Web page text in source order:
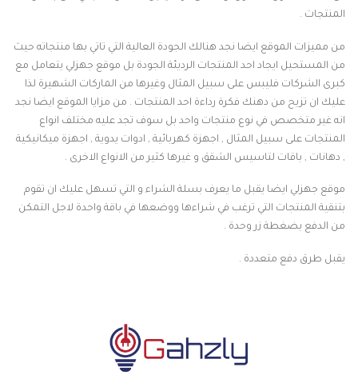
المنتجات .
من مميزات الموقع ايضا نجد هنالك الجودة العالية التي تاتي بها منتجاته حيث
من المستحيل ايجاد احد المنتجات الرديئة الجودة بل موقع جهزلي يتعامل مع
كبرى الشركات فليبس على سبيل المثال وغيرها من الماركات الشهيرة لذا
عليك ان تزيح من دهنك فكرة رداءة احد المنتجات . من مزايا الموقع ايضا نجد
انه غير متخصص في نوع منتجات واحد بل سوف تجد عليه مختلف انواع
المنتجات على سبيل المثال , اجهزة كهربائية , ادوات يدوية , اجهزة ميكانيكية
, دهانات , باقات لتاسيس الشقق و غيرها كثير من الانواع الاخرى .
موقع جهزلي ايضا يقبل ما يعرف بسلة الشراء و التي تسهل عليك ان تقوم
بتنقية المنتجات التي ترغب في شراءها ووضعها في باقة واحدة لاجل التمكن
من الدفع بضغطة زر وحدة .
يقبل طرق دفع متعددة .